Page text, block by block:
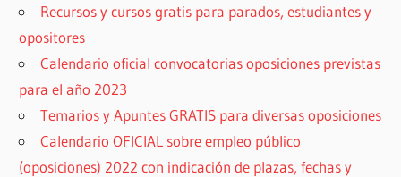
Recursos y cursos gratis para parados, estudiantes y
opositores
Calendario oficial convocatorias oposiciones previstas
para el año 2023
Temarios y Apuntes GRATIS para diversas oposiciones
Calendario OFICIAL sobre empleo público
(oposiciones) 2022 con indicación de plazas, fechas y